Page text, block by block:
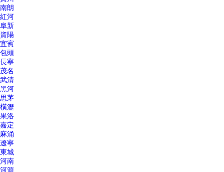
南朗
紅河
阜新
資陽
宜賓
包頭
長寧
茂名
武清
黑河
思茅
橫瀝
果洛
嘉定
麻涌
遼寧
東城
河南
河源